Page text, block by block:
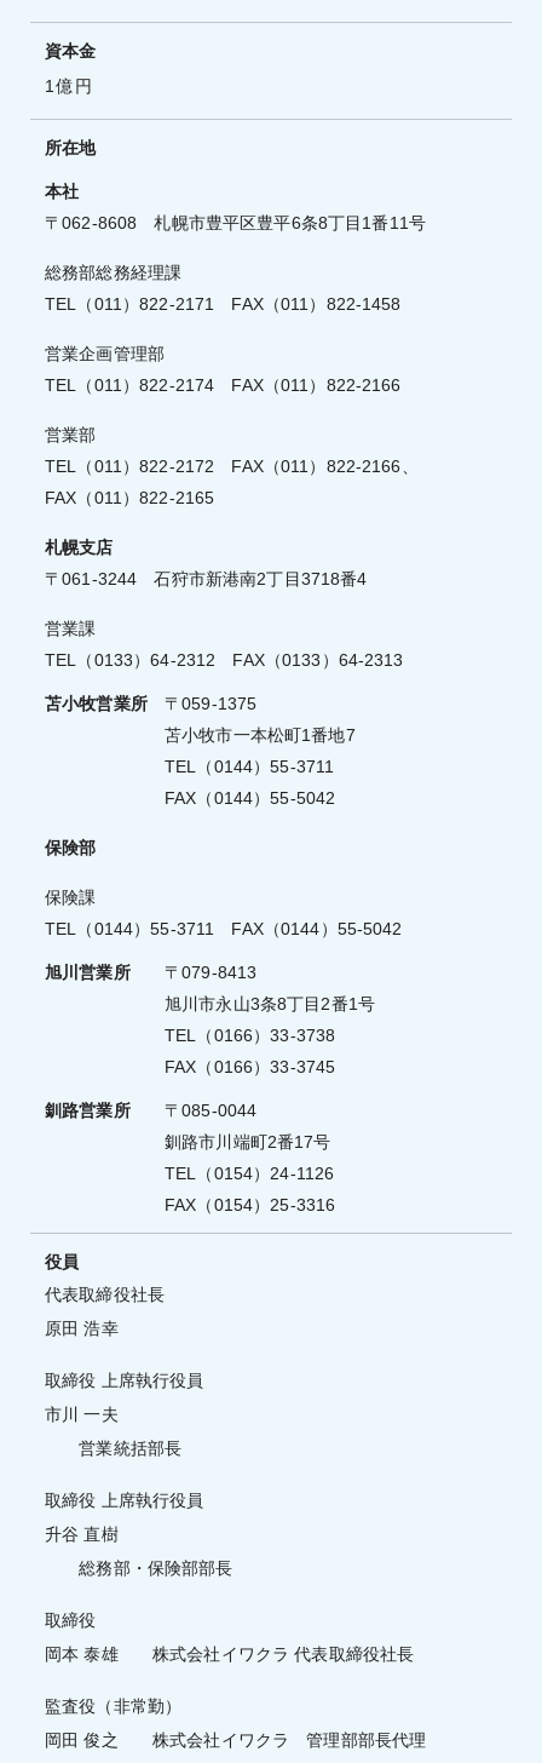
資本金
1億円
所在地
本社
〒062-8608 札幌市豊平区豊平6条8丁目1番11号
総務部総務経理課
TEL（011）822-2171 FAX（011）822-1458
営業企画管理部
TEL（011）822-2174 FAX（011）822-2166
営業部
TEL（011）822-2172 FAX（011）822-2166、
FAX（011）822-2165
札幌支店
〒061-3244 石狩市新港南2丁目3718番4
営業課
TEL（0133）64-2312 FAX（0133）64-2313
苫小牧営業所 〒059-1375
苫小牧市一本松町1番地7
TEL（0144）55-3711
FAX（0144）55-5042
保険部
保険課
TEL（0144）55-3711 FAX（0144）55-5042
旭川営業所 〒079-8413
旭川市永山3条8丁目2番1号
TEL（0166）33-3738
FAX（0166）33-3745
釧路営業所 〒085-0044
釧路市川端町2番17号
TEL（0154）24-1126
FAX（0154）25-3316
役員
代表取締役社長
原田 浩幸
取締役 上席執行役員
市川 一夫
営業統括部長
取締役 上席執行役員
升谷 直樹
総務部・保険部部長
取締役
岡本 泰雄 株式会社イワクラ 代表取締役社長
監査役（非常勤）
岡田 俊之 株式会社イワクラ 管理部部長代理